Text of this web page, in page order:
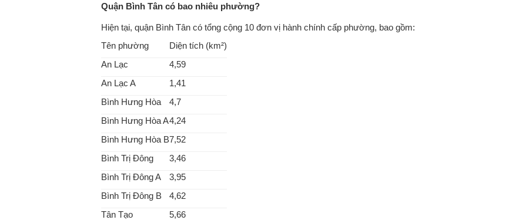
Quận Bình Tân có bao nhiêu phường?
Hiện tại, quận Bình Tân có tổng cộng 10 đơn vị hành chính cấp phường, bao gồm:
Tên phường
Diện tích (km²)
An Lạc
4,59
An Lạc A
1,41
Bình Hưng Hòa
4,7
Bình Hưng Hòa A4,24
Bình Hưng Hòa B7,52
Bình Trị Đông
3,46
Bình Trị Đông A
3,95
Bình Trị Đông B
4,62
Tân Tạo
5,66